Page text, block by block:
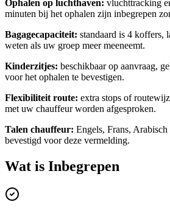
Ophalen op luchthaven: vluchttracking
minuten bij het ophalen zijn inbegrepen
Bagagecapaciteit: standaard is 4 koffers,
weten als uw groep meer meeneemt.
Kinderzitjes: beschikbaar op aanvraag,
voor het ophalen te bevestigen.
Flexibiliteit route: extra stops of
met uw chauffeur worden afgesproken.
Talen chauffeur: Engels, Frans, Arabisch
bevestigd voor deze vermelding.
Wat is Inbegrepen